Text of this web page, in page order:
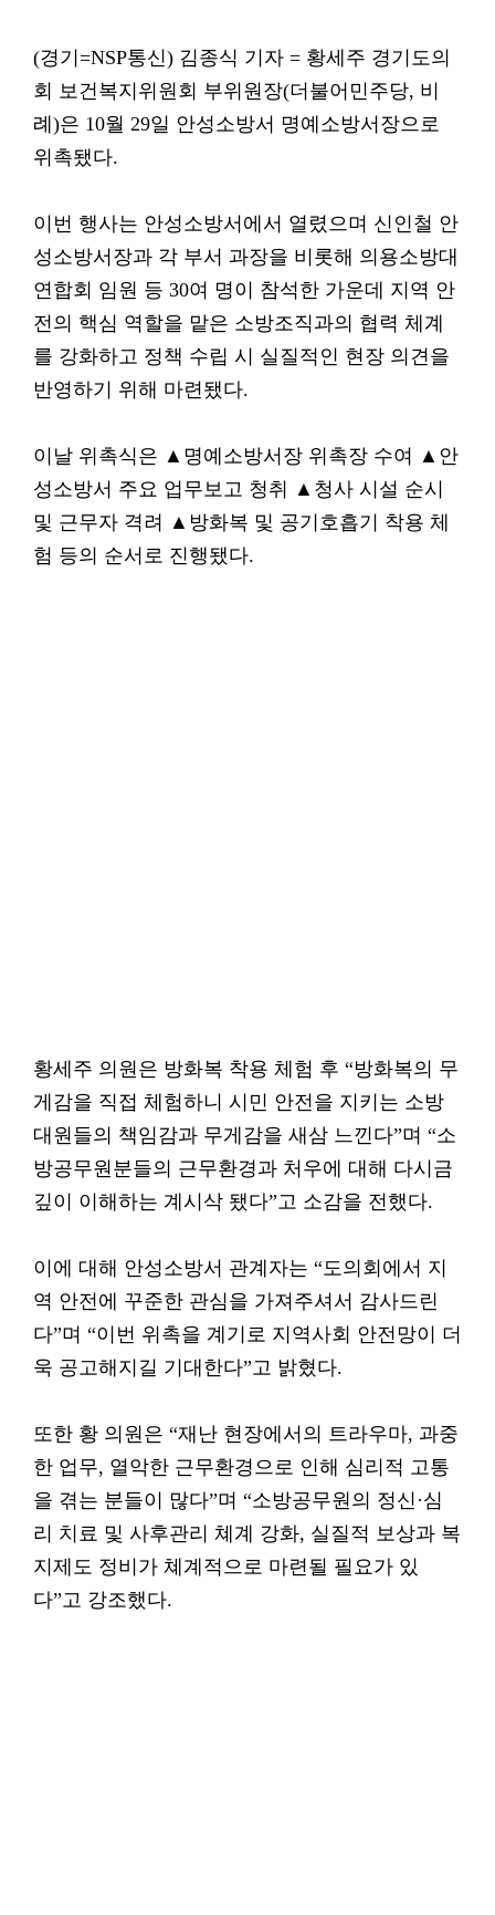
(경기=NSP통신) 김종식 기자 = 황세주 경기도의
회 보건복지위원회 부위원장(더불어민주당, 비
례)은 10월 29일 안성소방서 명예소방서장으로
위촉됐다.
이번 행사는 안성소방서에서 열렸으며 신인철 안
성소방서장과 각 부서 과장을 비롯해 의용소방대
연합회 임원 등 30여 명이 참석한 가운데 지역 안
전의 핵심 역할을 맡은 소방조직과의 협력 체계
를 강화하고 정책 수립 시 실질적인 현장 의견을
반영하기 위해 마련됐다.
이날 위촉식은 ▲명예소방서장 위촉장 수여 ▲안
성소방서 주요 업무보고 청취 ▲청사 시설 순시
및 근무자 격려 ▲방화복 및 공기호흡기 착용 체
험 등의 순서로 진행됐다.
황세주 의원은 방화복 착용 체험 후 “방화복의 무
게감을 직접 체험하니 시민 안전을 지키는 소방
대원들의 책임감과 무게감을 새삼 느낀다”며 “소
방공무원분들의 근무환경과 처우에 대해 다시금
깊이 이해하는 계시삭 됐다”고 소감을 전했다.
이에 대해 안성소방서 관계자는 “도의회에서 지
역 안전에 꾸준한 관심을 가져주셔서 감사드린
다”며 “이번 위촉을 계기로 지역사회 안전망이 더
욱 공고해지길 기대한다”고 밝혔다.
또한 황 의원은 “재난 현장에서의 트라우마, 과중
한 업무, 열악한 근무환경으로 인해 심리적 고통
을 겪는 분들이 많다”며 “소방공무원의 정신·심
리 치료 및 사후관리 쳬계 강화, 실질적 보상과 복
지제도 정비가 쳬계적으로 마련될 필요가 있
다”고 강조했다.